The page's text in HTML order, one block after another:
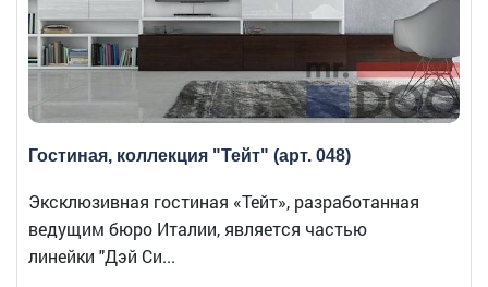
Гостиная, коллекция "Тейт" (арт. 048)
Эксклюзивная гостиная «Тейт», разработанная
ведущим бюро Италии, является частью
линейки "Дэй Си...